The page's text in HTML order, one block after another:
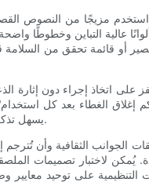
مزيجًا من النصوص
عالية التباين وخطوطًا
اتخاذ إجراء دون إثارة
إغلاق الغطاء بعد كل
يسهل تذكره، مثل "أغلق، خزّن، تأكد" - وهي عبارة من ثلاث كلمات تُذكّر المستهلكين بتأمين الغطاء، وتخزين المنتج بأمان، والتأكد من سلامة العبوة.
الثقافية وأن تُترجم
يُمكن لاختبار
التنظيمية على توحيد